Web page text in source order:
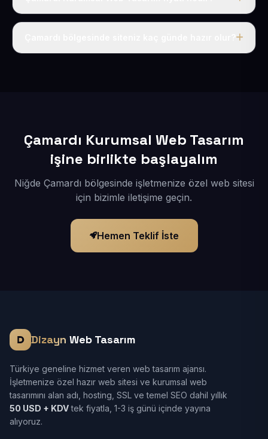
Tek fiyat uygulanır: yıllık 50 USD + KDV. Bu bedele alan
Çamardı Kurumsal Web Tasarım
işine birlikte başlayalım
Niğde Çamardı bölgesinde işletmenize özel web sitesi
için bizimle iletişime geçin.
Hemen Teklif İste
Dizayn Web Tasarım
Türkiye geneline hizmet veren web tasarım ajansı.
İşletmenize özel hazır web sitesi ve kurumsal web
tasarımını alan adı, hosting, SSL ve temel SEO dahil yıllık
50 USD + KDVtek fiyatla, 1-3 iş günü içinde yayına
alıyoruz.